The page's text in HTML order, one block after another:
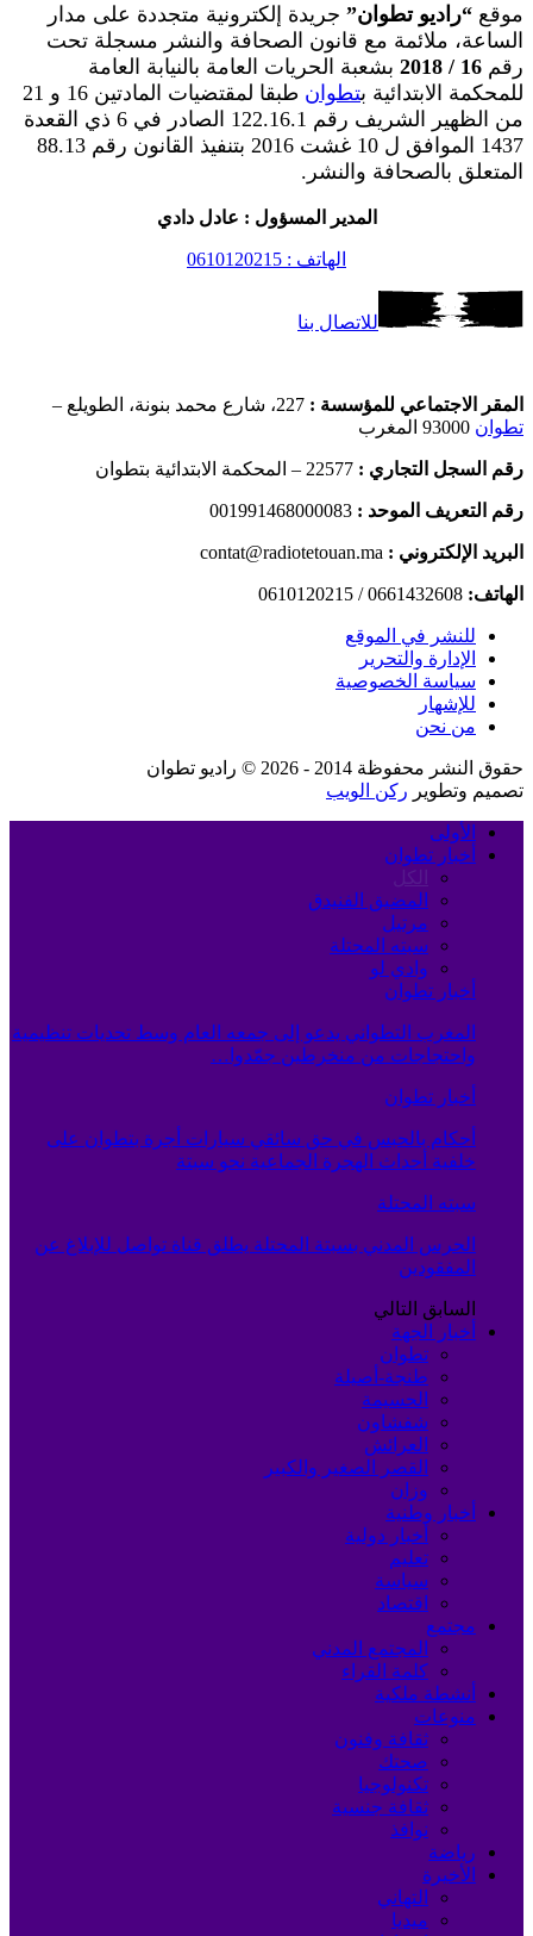
موقع “راديو تطوان” جريدة إلكترونية متجددة على مدار
الساعة، ملائمة مع قانون الصحافة والنشر مسجلة تحت
رقم 16 / 2018
بشعبة الحريات العامة بالنيابة العامة
للمحكمة الابتدائية بتطوان
طبقا لمقتضيات المادتين 16 و 21
من الظهير الشريف رقم 122.16.1 الصادر في 6 ذي القعدة
1437 الموافق ل 10 غشت 2016 بتنفيذ القانون رقم 88.13
المتعلق بالصحافة والنشر.
المدير المسؤول : عادل دادي
الهاتف : 0610120215
للاتصال بنا
المقر الاجتماعي للمؤسسة : 227، شارع محمد بنونة، الطويلع –
تطوان
رقم السجل التجاري : 22577 – المحكمة الابتدائية بتطوان
رقم التعريف الموحد : 001991468000083
البريد الإلكتروني : contat@radiotetouan.ma
الهاتف: 0661432608 / 0610120215
للنشر في الموقع
الإدارة والتحرير
سياسة الخصوصية
للإشهار
من نحن
حقوق النشر محفوظة 2014 - 2026 © راديو تطوان
تصميم وتطوير ركن الويب
الأولى
أخبار تطوان
الكل
المضيق الفنيدق
مرتيل
سبته المحتلة
وادي لو
أخبار تطوان
المغرب التطواني يدعو إلى جمعه العام وسط تحديات تنظيمية
واحتجاجات من منخرطين جمّدوا…
أخبار تطوان
أحكام بالحبس في حق سائقي سيارات أجرة بتطوان على
خلفية أحداث الهجرة الجماعية نحو سبتة
سبته المحتلة
الحرس المدني بسبتة المحتلة يطلق قناة تواصل للإبلاغ عن
المفقودين
السابق التالي
أخبار الجهة
تطوان
طنجة-أصيلة
الحسيمة
شفشاون
العرائش
القصر الصغير والكبير
وزان
أخبار وطنية
أخبار دولية
تعليم
سياسة
اقتصاد
مجتمع
المجتمع المدني
كلمة القراء
أنشطة ملكية
منوعات
ثقافة وفنون
صحتك
تكنولوجيا
ثقافة جنسية
نوافذ
رياضة
الأخيرة
التهاني
ميديا